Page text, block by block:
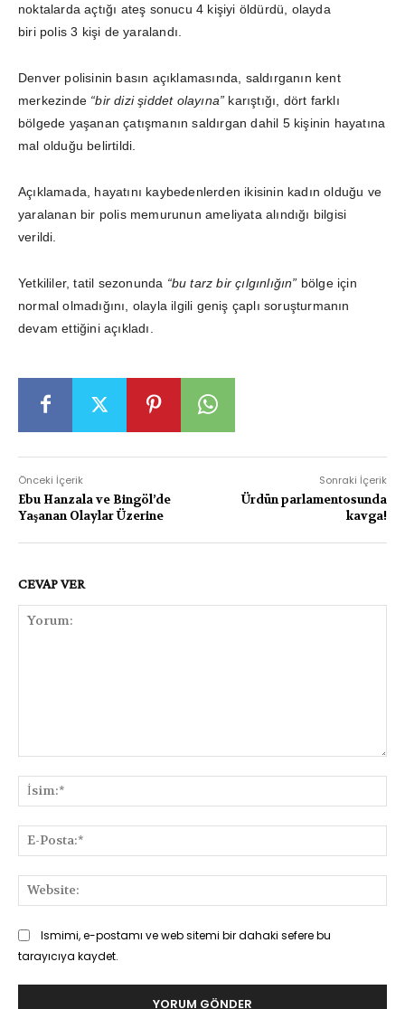
noktalarda açtığı ateş sonucu 4 kişiyi öldürdü, olayda
biri polis 3 kişi de yaralandı.
Denver polisinin basın açıklamasında, saldırganın kent
merkezinde “bir dizi şiddet olayına” karıştığı, dört farklı
bölgede yaşanan çatışmanın saldırgan dahil 5 kişinin hayatına
mal olduğu belirtildi.
Açıklamada, hayatını kaybedenlerden ikisinin kadın olduğu ve
yaralanan bir polis memurunun ameliyata alındığı bilgisi
verildi.
Yetkililer, tatil sezonunda “bu tarz bir çılgınlığın” bölge için
normal olmadığını, olayla ilgili geniş çaplı soruşturmanın
devam ettiğini açıkladı.
Önceki İçerik
Ebu Hanzala ve Bingöl’de
Yaşanan Olaylar Üzerine
Sonraki İçerik
Ürdün parlamentosunda
kavga!
CEVAP VER
Ismimi, e-postamı ve web sitemi bir dahaki sefere bu
tarayıcıya kaydet.